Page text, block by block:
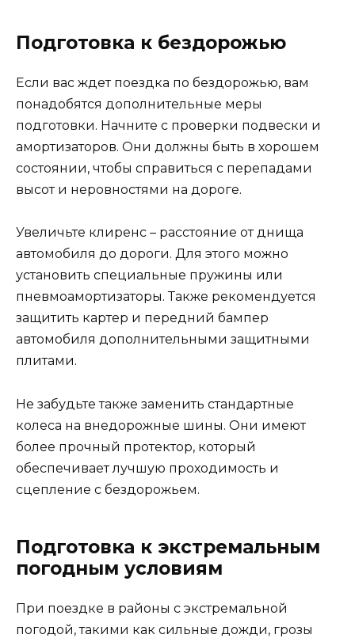
Подготовка к бездорожью
Если вас ждет поездка по бездорожью, вам
понадобятся дополнительные меры
подготовки. Начните с проверки подвески и
амортизаторов. Они должны быть в хорошем
состоянии, чтобы справиться с перепадами
высот и неровностями на дороге.
Увеличьте клиренс – расстояние от днища
автомобиля до дороги. Для этого можно
установить специальные пружины или
пневмоамортизаторы. Также рекомендуется
защитить картер и передний бампер
автомобиля дополнительными защитными
плитами.
Не забудьте также заменить стандартные
колеса на внедорожные шины. Они имеют
более прочный протектор, который
обеспечивает лучшую проходимость и
сцепление с бездорожьем.
Подготовка к экстремальным
погодным условиям
При поездке в районы с экстремальной
погодой, такими как сильные дожди, грозы